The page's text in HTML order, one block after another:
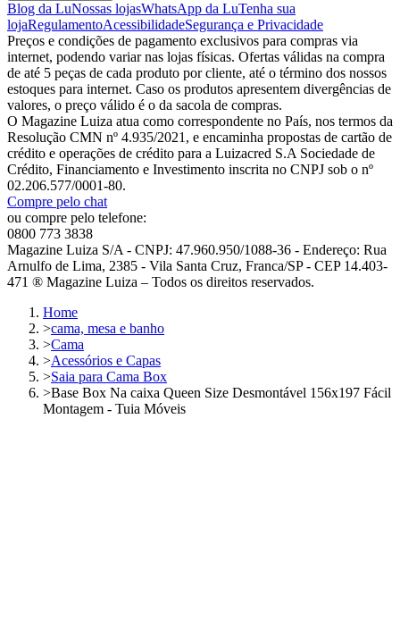
Blog da LuNossas lojasWhatsApp da LuTenha sua
lojaRegulamentoAcessibilidadeSegurança e Privacidade
Preços e condições de pagamento exclusivos para compras via
internet, podendo variar nas lojas físicas. Ofertas válidas na compra
de até 5 peças de cada produto por cliente, até o término dos nossos
estoques para internet. Caso os produtos apresentem divergências de
valores, o preço válido é o da sacola de compras.
O Magazine Luiza atua como correspondente no País, nos termos da
Resolução CMN nº 4.935/2021, e encaminha propostas de cartão de
crédito e operações de crédito para a Luizacred S.A Sociedade de
Crédito, Financiamento e Investimento inscrita no CNPJ sob o nº
02.206.577/0001-80.
Compre pelo chat
ou compre pelo telefone:
0800 773 3838
Magazine Luiza S/A - CNPJ: 47.960.950/1088-36 - Endereço: Rua
Arnulfo de Lima, 2385 - Vila Santa Cruz, Franca/SP - CEP 14.403-
471 ® Magazine Luiza – Todos os direitos reservados.
Home
>cama, mesa e banho
>Cama
>Acessórios e Capas
>Saia para Cama Box
>Base Box Na caixa Queen Size Desmontável 156x197 Fácil
Montagem - Tuia Móveis